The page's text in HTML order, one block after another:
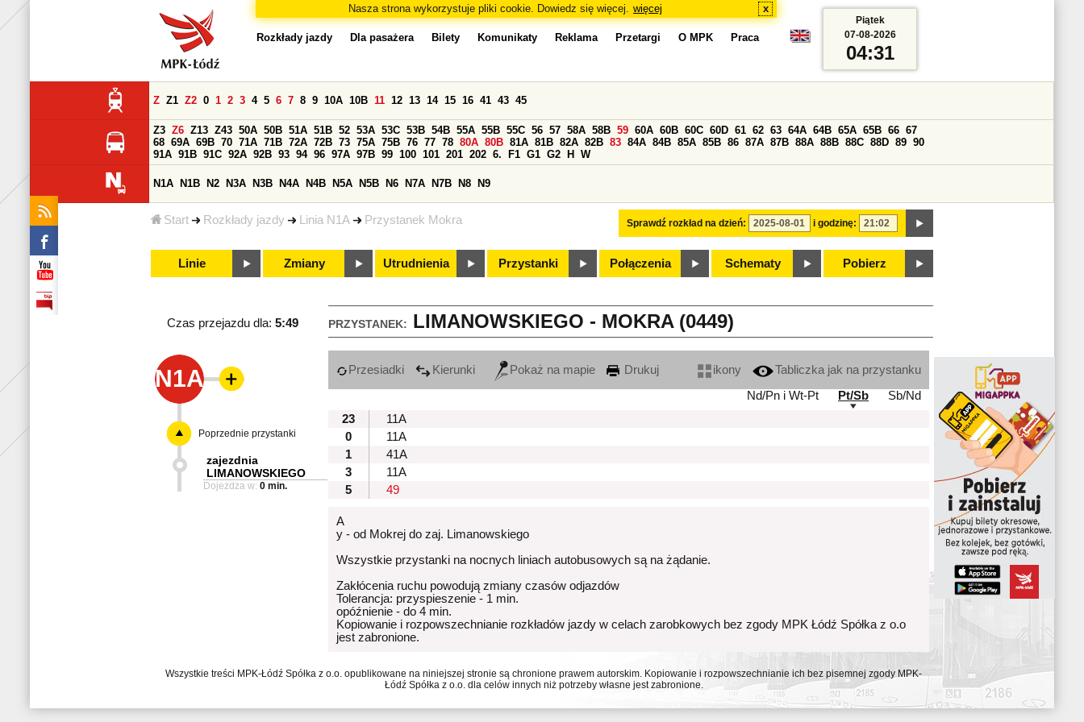
Nasza strona wykorzystuje pliki cookie. Dowiedz się więcej. więcej x
Start Rozkłady jazdy Linia N1A Przystanek Mokra
Rozkłady jazdy Dla pasażera Bilety Komunikaty Reklama Przetargi O MPK Praca
Sprawdź rozkład na dzień: i godzinę:
Z Z1 Z2 0 1 2 3 4 5 6 7 8 9 10A 10B 11 12 13 14 15 16 41 43 45
Z3 Z6 Z13 Z43 50A 50B 51A 51B 52 53A 53C 53B 54B 55A 55B 55C 56 57 58A 58B 59 60A 60B 60C 60D 61 62 63 64A 64B 65A 65B 66 67
68 69A 69B 70 71A 71B 72A 72B 73 75A 75B 76 77 78 80A 80B 81A 81B 82A 82B 83 84A 84B 85A 85B 86 87A 87B 88A 88B 88C 88D 89 90
91A 91B 91C 92A 92B 93 94 96 97A 97B 99 100 101 201 202 6. F1 G1 G2 H W
N1A N1B N2 N3A N3B N4A N4B N5A N5B N6 N7A N7B N8 N9
Linie Zmiany Utrudnienia Przystanki Połączenia Schematy Pobierz
Piątek
07-08-2026
04:31
PRZYSTANEK: LIMANOWSKIEGO - MOKRA (0449)
Czas przejazdu dla: 5:49
N1A Przesiadki Kierunki Pokaż na mapie Drukuj ikony
Tabliczka jak na przystanku
Nd/Pn i Wt-Pt
Pt/Sb
Sb/Nd
23
11A
0
11A
1
41A
3
11A
5
49
A
y - od Mokrej do zaj. Limanowskiego
Wszystkie przystanki na nocnych liniach autobusowych są na żądanie.
Zakłócenia ruchu powodują zmiany czasów odjazdów
Tolerancja: przyspieszenie - 1 min.
opóźnienie - do 4 min.
Kopiowanie i rozpowszechnianie rozkładów jazdy w celach zarobkowych bez zgody MPK Łódź Spółka z o.o
jest zabronione.
Poprzednie przystanki
zajezdnia
LIMANOWSKIEGO
Dojeżdża w: 0 min.
Wszystkie treści MPK-Łódź Spółka z o.o. opublikowane na niniejszej stronie są chronione prawem autorskim. Kopiowanie i rozpowszechnianie ich bez pisemnej zgody MPK-
Łódź Spółka z o.o. dla celów innych niż potrzeby własne jest zabronione.